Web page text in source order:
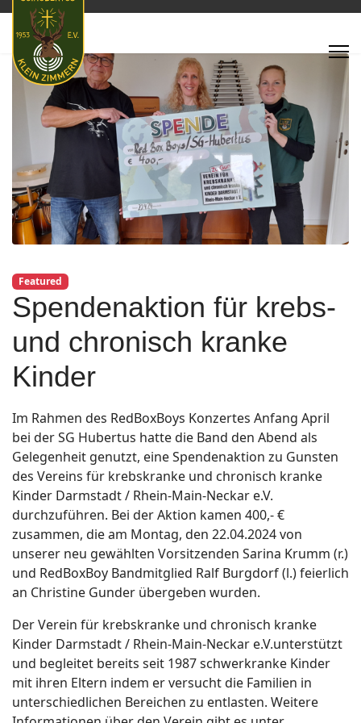
Featured
Spendenaktion für krebs-
und chronisch kranke
Kinder
Im Rahmen des RedBoxBoys Konzertes Anfang April
bei der SG Hubertus hatte die Band den Abend als
Gelegenheit genutzt, eine Spendenaktion zu Gunsten
des Vereins für krebskranke und chronisch kranke
Kinder Darmstadt / Rhein-Main-Neckar e.V.
durchzuführen. Bei der Aktion kamen 400,- €
zusammen, die am Montag, den 22.04.2024 von
unserer neu gewählten Vorsitzenden Sarina Krumm (r.)
und RedBoxBoy Bandmitglied Ralf Burgdorf (l.) feierlich
an Christine Gunder übergeben wurden.
Der Verein für krebskranke und chronisch kranke
Kinder Darmstadt / Rhein-Main-Neckar e.V.unterstützt
und begleitet bereits seit 1987 schwerkranke Kinder
mit ihren Eltern indem er versucht die Familien in
unterschiedlichen Bereichen zu entlasten. Weitere